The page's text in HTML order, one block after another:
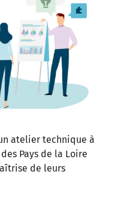
atelier technique à
Pays de la Loire
de leurs